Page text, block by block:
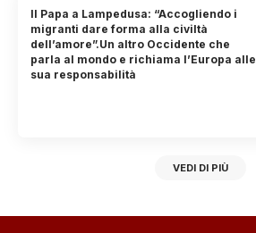
Il Papa a Lampedusa: “Accogliendo i
migranti dare forma alla civiltà
dell’amore”.Un altro Occidente che
parla al mondo e richiama l’Europa alle
sua responsabilità
VEDI DI PIÙ